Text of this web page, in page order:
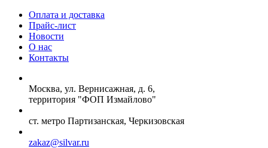
Оплата и доставка
Прайс-лист
Новости
О нас
Контакты
Москва, ул. Вернисажная, д. 6,
территория "ФОП Измайлово"
ст. метро Партизанская, Черкизовская
zakaz@silvar.ru